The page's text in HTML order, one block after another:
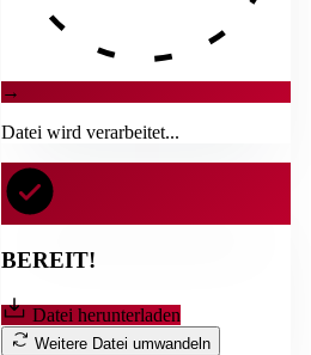
→
Datei wird verarbeitet...
BEREIT!
Datei herunterladen
Weitere Datei umwandeln